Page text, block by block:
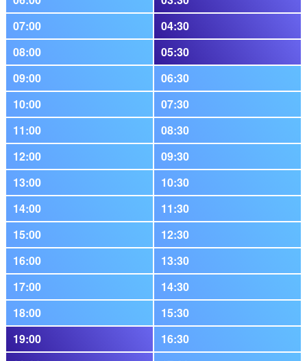
07:00
04:30
08:00
05:30
09:00
06:30
10:00
07:30
11:00
08:30
12:00
09:30
13:00
10:30
14:00
11:30
15:00
12:30
16:00
13:30
17:00
14:30
18:00
15:30
19:00
16:30